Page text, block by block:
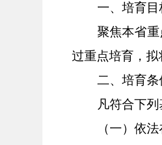
一、 培育
聚焦本省
过重点培育，拟
二、 培育条
凡符合下
（一） 依法